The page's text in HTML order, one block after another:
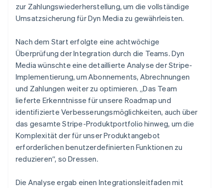
zur Zahlungswiederherstellung, um die vollständige
Umsatzsicherung für Dyn Media zu gewährleisten.
Nach dem Start erfolgte eine achtwöchige
Überprüfung der Integration durch die Teams. Dyn
Media wünschte eine detaillierte Analyse der Stripe-
Implementierung, um Abonnements, Abrechnungen
und Zahlungen weiter zu optimieren. „Das Team
lieferte Erkenntnisse für unsere Roadmap und
identifizierte Verbesserungsmöglichkeiten, auch über
das gesamte Stripe-Produktportfolio hinweg, um die
Komplexität der für unser Produktangebot
erforderlichen benutzerdefinierten Funktionen zu
reduzieren“, so Dressen.
Die Analyse ergab einen Integrationsleitfaden mit